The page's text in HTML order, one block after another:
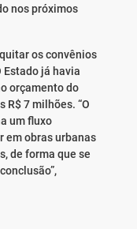
nos próximos
os convênios
já havia
orçamento do
R$ 7 milhões. “O
um fluxo
em obras urbanas
de forma que se